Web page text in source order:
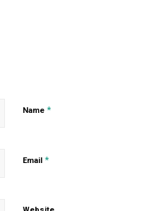
Name *
Email *